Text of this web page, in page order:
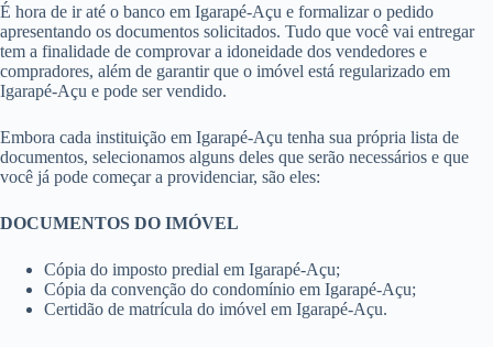
É hora de ir até o banco em Igarapé-Açu e formalizar o pedido
apresentando os documentos solicitados. Tudo que você vai entregar
tem a finalidade de comprovar a idoneidade dos vendedores e
compradores, além de garantir que o imóvel está regularizado em
Igarapé-Açu e pode ser vendido.
Embora cada instituição em Igarapé-Açu tenha sua própria lista de
documentos, selecionamos alguns deles que serão necessários e que
você já pode começar a providenciar, são eles:
DOCUMENTOS DO IMÓVEL
Cópia do imposto predial em Igarapé-Açu;
Cópia da convenção do condomínio em Igarapé-Açu;
Certidão de matrícula do imóvel em Igarapé-Açu.